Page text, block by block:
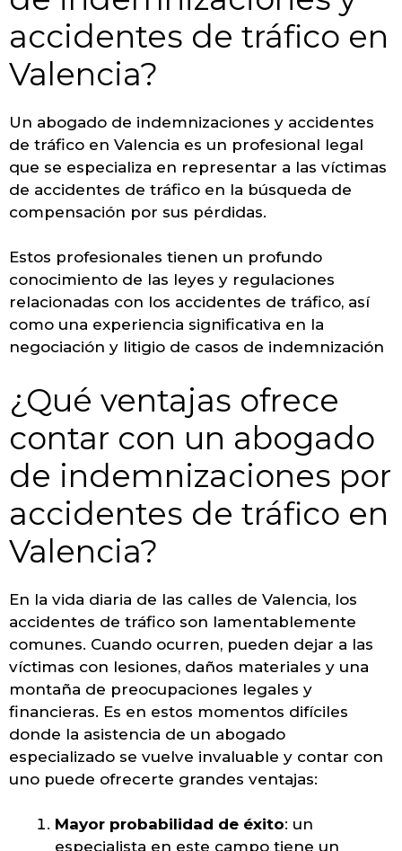
accidentes de tráfico en
Valencia?
Un abogado de indemnizaciones y accidentes
de tráfico en Valencia es un profesional legal
que se especializa en representar a las víctimas
de accidentes de tráfico en la búsqueda de
compensación por sus pérdidas.
Estos profesionales tienen un profundo
conocimiento de las leyes y regulaciones
relacionadas con los accidentes de tráfico, así
como una experiencia significativa en la
negociación y litigio de casos de indemnización
¿Qué ventajas ofrece
contar con un abogado
de indemnizaciones por
accidentes de tráfico en
Valencia?
En la vida diaria de las calles de Valencia, los
accidentes de tráfico son lamentablemente
comunes. Cuando ocurren, pueden dejar a las
víctimas con lesiones, daños materiales y una
montaña de preocupaciones legales y
financieras. Es en estos momentos difíciles
donde la asistencia de un abogado
especializado se vuelve invaluable y contar con
uno puede ofrecerte grandes ventajas:
Mayor probabilidad de éxito: un
especialista en este campo tiene un